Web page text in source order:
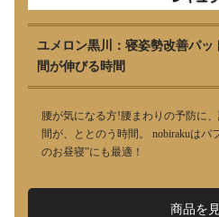
ユメロン黒川：寝姿勢改善パ
間が伸びる時間
腰が気になる方!腰まわりの予防に
間が、ととのう時間。 nobirakuはパ
のお昼寝”にも最適！
商品を